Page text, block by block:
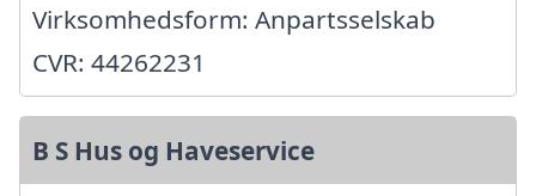
Virksomhedsform: Anpartsselskab
CVR: 44262231
B S Hus og Haveservice